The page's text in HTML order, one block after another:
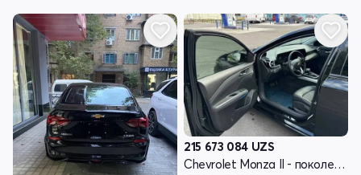
215 673 084 UZS
Chevrolet Monza II - поколение рестайлинг